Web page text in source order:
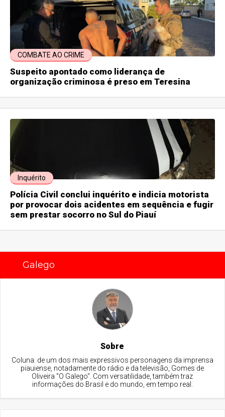
COMBATE AO CRIME
Suspeito apontado como liderança de
organização criminosa é preso em Teresina
Inquérito
Polícia Civil conclui inquérito e indicia motorista
por provocar dois acidentes em sequência e fugir
sem prestar socorro no Sul do Piauí
Galego
Sobre
Coluna: de um dos mais expressivos personagens da imprensa
piauiense, notadamente do rádio e da televisão, Gomes de
Oliveira "O Galego". Com versatilidade, também traz
informações do Brasil e do mundo, em tempo real.